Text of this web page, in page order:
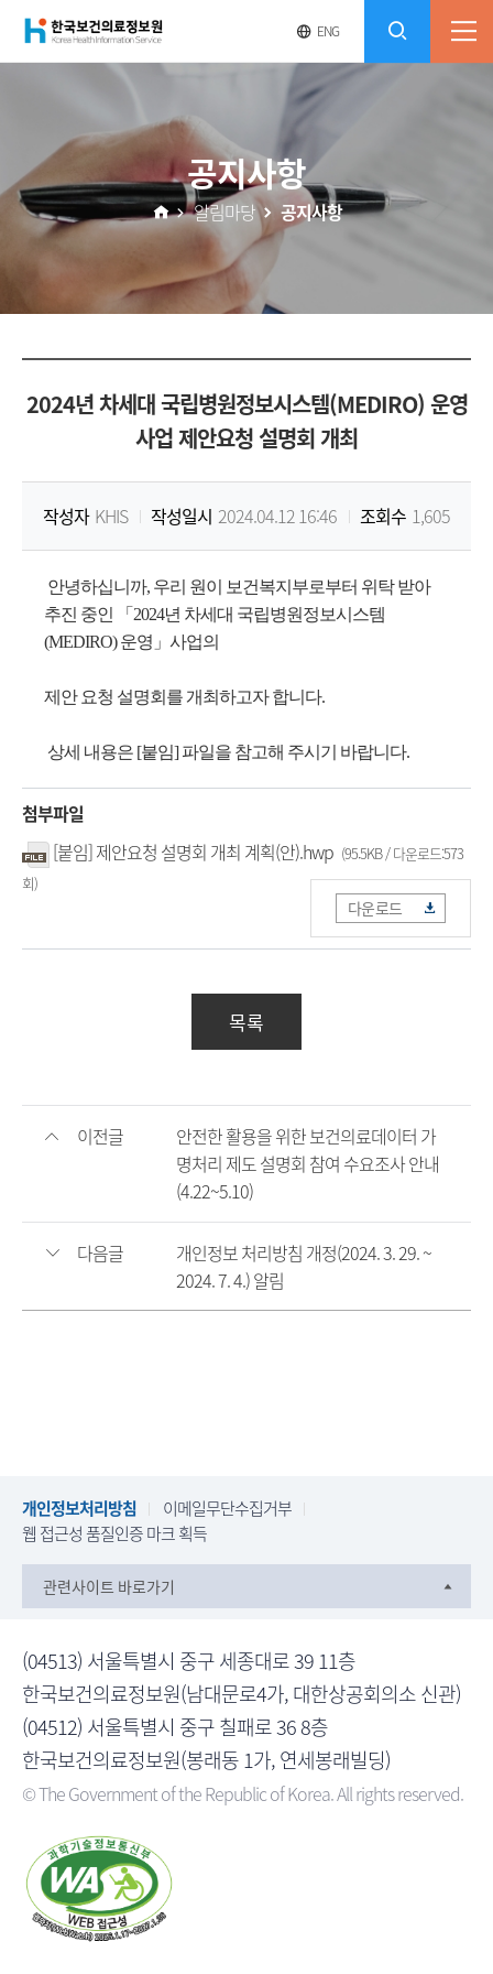
(재)
보
건
의
료
정
보
Korea
Health
Information
Service
ENG영
사
기
전
기
전
체
공지사항
알림마당 공지사항
2024년 차세대 국립병원정보시스템(MEDIRO) 운영
사업 제안요청 설명회 개최
작성자 KHIS 작성일시 2024.04.12 16:46 조회수 1,605
안녕하십니까, 우리 원이 보건복지부로부터 위탁 받아
추진 중인 「2024년 차세대 국립병원정보시스템
(MEDIRO) 운영」사업의
제안 요청 설명회를 개최하고자 합니다.
상세 내용은 [붙임] 파일을 참고해 주시기 바랍니다.
첨부파일
[붙임] 제안요청 설명회 개최 계획(안).hwp (95.5KB / 다운로드:573
회)
다운로드
목록
이전글
안전한 활용을 위한 보건의료데이터 가
명처리 제도 설명회 참여 수요조사 안내
(4.22~5.10)
다음글
개인정보 처리방침 개정(2024. 3. 29. ~
2024. 7. 4.) 알림
개인정보처리방침
이메일무단수집거부
웹 접근성 품질인증 마크 획득
관련사이트 바로가기
(04513) 서울특별시 중구 세종대로 39 11층
한국보건의료정보원(남대문로4가, 대한상공회의소 신관)
(04512) 서울특별시 중구 칠패로 36 8층
한국보건의료정보원(봉래동 1가, 연세봉래빌딩)
© The Government of the Republic of Korea. All rights reserved.